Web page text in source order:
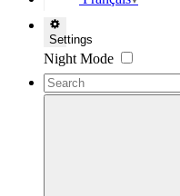
Settings
Night Mode